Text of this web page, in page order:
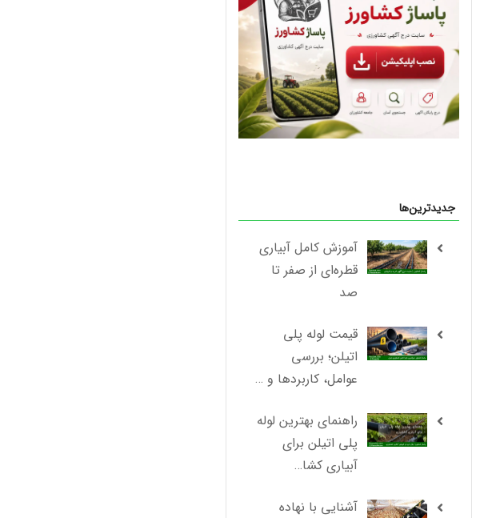
جدیدترین‌ها
آموزش کامل آبیاری
قطره‌ای از صفر تا
صد
قیمت لوله پلی
اتیلن؛ بررسی
عوامل، کاربردها و …
راهنمای بهترین لوله
پلی اتیلن برای
آبیاری کشا…
آشنایی با نهاده